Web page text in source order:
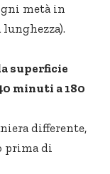
metà in
superficie
minuti a 180
differente,
prima di